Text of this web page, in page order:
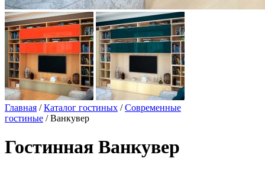
Главная /Каталог гостиных /Современные
гостиные / Ванкувер
Гостинная Ванкувер